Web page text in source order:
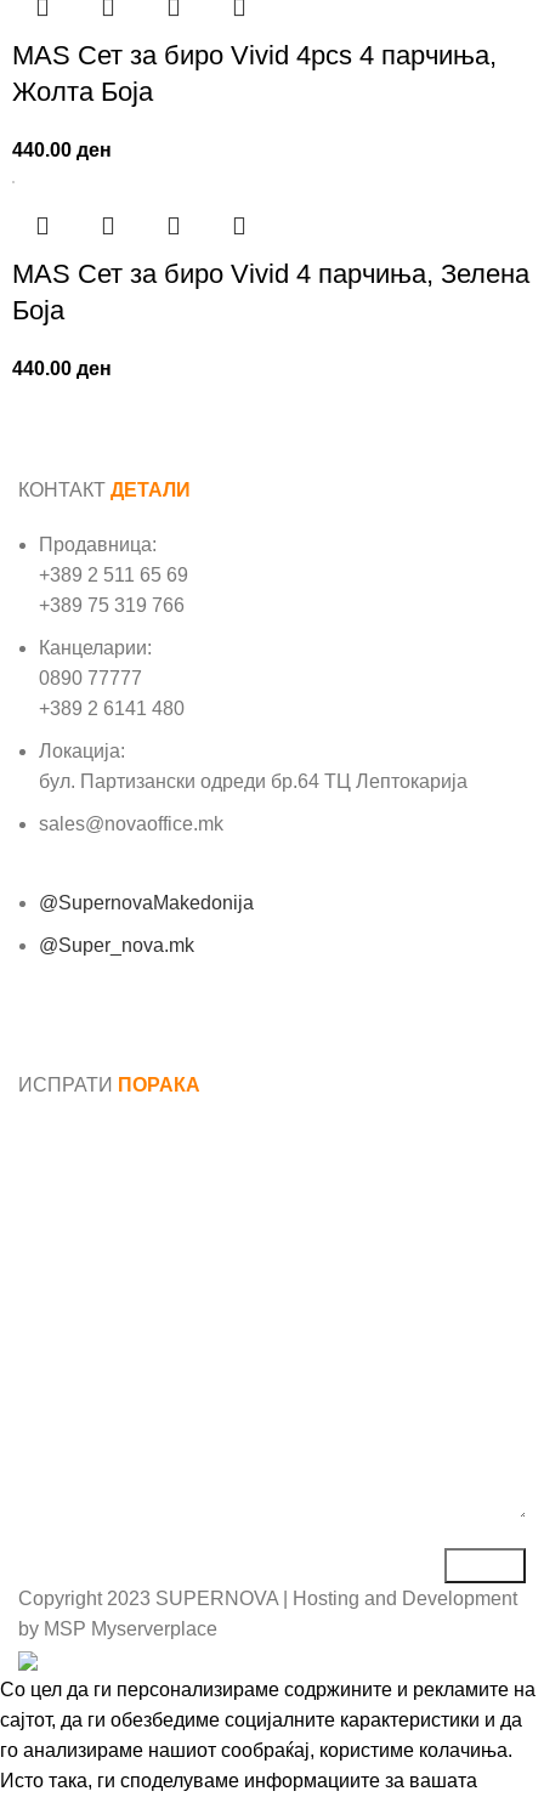
MAS Сет за биро Vivid 4pcs 4 парчиња,
Жолта Боја
440.00ден
MAS Сет за биро Vivid 4 парчиња, Зелена
Боја
440.00ден
КОНТАКТ ДЕТАЛИ
Продавница:
+389 2 511 65 69
+389 75 319 766
Канцеларии:
0890 77777
+389 2 6141 480
Локација:
бул. Партизански одреди бр.64 ТЦ Лептокарија
sales@novaoffice.mk
@SupernovaMakedonija
@Super_nova.mk
ИСПРАТИ ПОРАКА
Copyright 2023 SUPERNOVA | Hosting and Development
by MSP Myserverplace
Со цел да ги персонализираме содржините и рекламите на
сајтот, да ги обезбедиме социјалните карактеристики и да
го анализираме нашиот сообраќај, користиме колачиња.
Исто така, ги споделуваме информациите за вашата